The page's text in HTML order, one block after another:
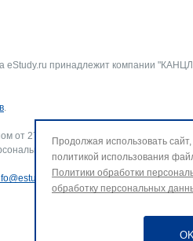
eStudy.ru принадлежит компании
.
от 27.07.2006 г. № 152-ФЗ «О
данных и использование
.
Продолжая использовать
политикой использования
Политики обработки
обработку персональных
OK